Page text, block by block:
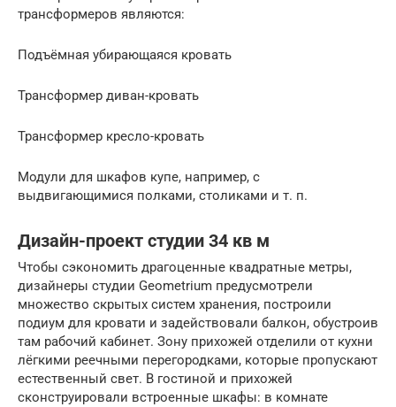
трансформеров являются:
Подъёмная убирающаяся кровать
Трансформер диван-кровать
Трансформер кресло-кровать
Модули для шкафов купе, например, с
выдвигающимися полками, столиками и т. п.
Дизайн-проект студии 34 кв м
Чтобы сэкономить драгоценные квадратные метры,
дизайнеры студии Geometrium предусмотрели
множество скрытых систем хранения, построили
подиум для кровати и задействовали балкон, обустроив
там рабочий кабинет. Зону прихожей отделили от кухни
лёгкими реечными перегородками, которые пропускают
естественный свет. В гостиной и прихожей
сконструировали встроенные шкафы: в комнате